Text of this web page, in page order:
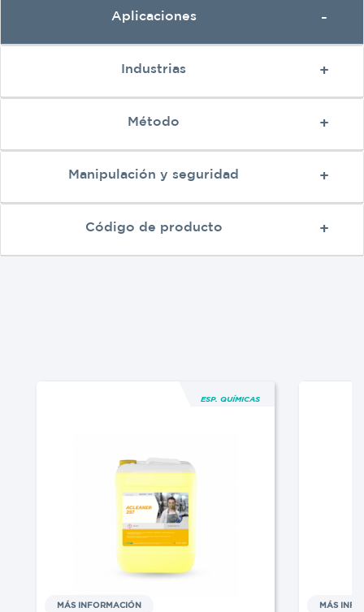
Aplicaciones
Industrias
Método
Manipulación y seguridad
Código de producto
ESP. QUÍMICAS
MÁS INFORMACIÓN MÁS